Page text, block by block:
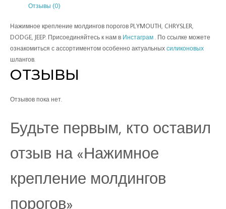
Отзывы (0)
Нажимное крепление молдингов порогов PLYMOUTH, CHRYSLER,
DODGE, JEEP. Присоединяйтесь к нам в Инстаграм . По ссылке можете
ознакомиться с ассортиментом особенно актуальных силиконовых
шлангов.
ОТЗЫВЫ
Отзывов пока нет.
Будьте первым, кто оставил
отзыв на «Нажимное
крепление молдингов
порогов»